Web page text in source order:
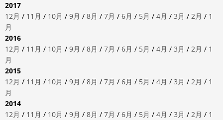
2017
12月 / 11月 / 10月 / 9月 / 8月 / 7月 / 6月 / 5月 / 4月 / 3月 / 2月 / 1
月
2016
12月 / 11月 / 10月 / 9月 / 8月 / 7月 / 6月 / 5月 / 4月 / 3月 / 2月 / 1
月
2015
12月 / 11月 / 10月 / 9月 / 8月 / 7月 / 6月 / 5月 / 4月 / 3月 / 2月 / 1
月
2014
12月 / 11月 / 10月 / 9月 / 8月 / 7月 / 6月 / 5月 / 4月 / 3月 / 2月 / 1